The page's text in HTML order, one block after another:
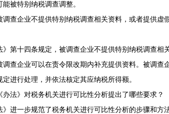
被特别纳税调查调整。
企业不提供特别纳税调查相关资料，或者提供虚
十四条规定，被调查企业不提供特别纳税调查相
调查企业可以在责令限改期内补充提供资料。被调
进行处理，并依法核定其应纳税所得额。
》对税务机关进行可比性分析提出了哪些要求？
一步规范了税务机关进行可比性分析的步骤和方法